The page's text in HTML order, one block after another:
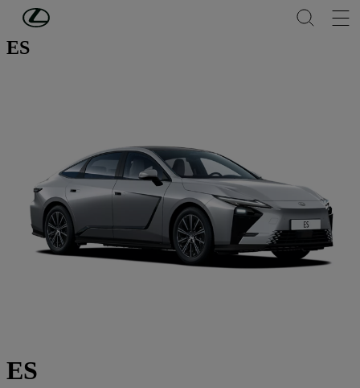
Passer au contenu principal
ES
ES